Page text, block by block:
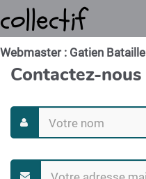
collectif
Webmaster : Gatien Bataille
Contactez-nous